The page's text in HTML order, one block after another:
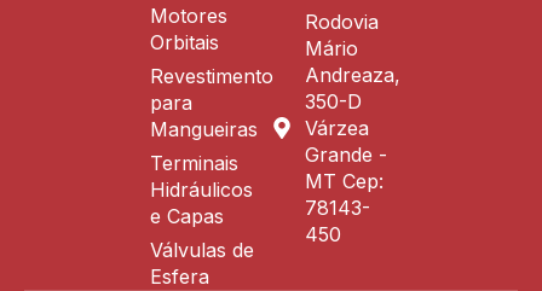
Motores
Orbitais
Revestimento
para
Mangueiras
Terminais
Hidráulicos
e Capas
Válvulas de
Esfera
Rodovia
Mário
Andreaza,
350-D
Várzea
Grande -
MT Cep:
78143-
450